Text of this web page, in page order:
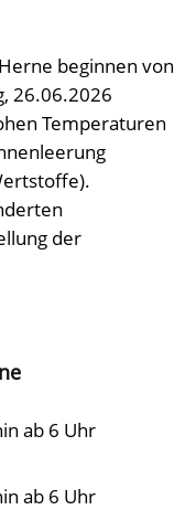
beginnen von
26.06.2026
Temperaturen
der
ab 6 Uhr
ab 6 Uhr